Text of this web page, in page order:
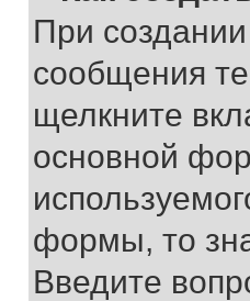
При
сообщения
щелкните
основной
формы, то
Введите